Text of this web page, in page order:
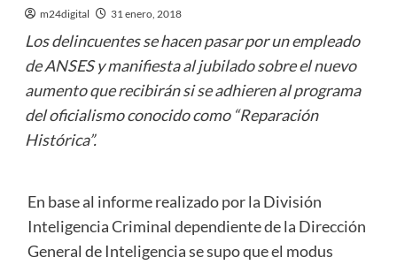
m24digital 31 enero, 2018
Los delincuentes se hacen pasar por un empleado
de ANSES y manifiesta al jubilado sobre el nuevo
aumento que recibirán si se adhieren al programa
del oficialismo conocido como “Reparación
Histórica”.
En base al informe realizado por la División
Inteligencia Criminal dependiente de la Dirección
General de Inteligencia se supo que el modus